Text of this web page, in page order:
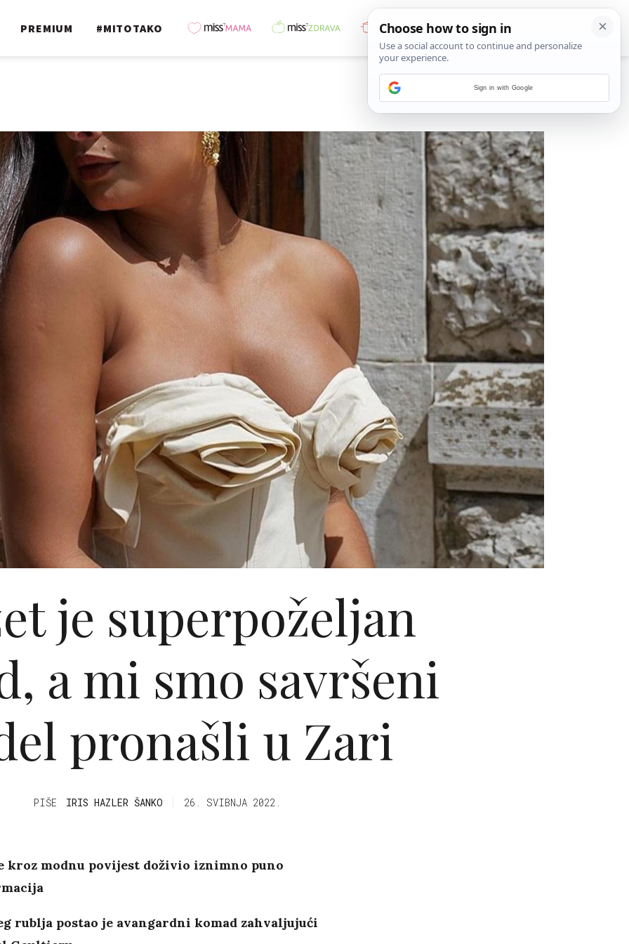
PREMIUM #MITOTAKO
je superpoželjan
a mi smo savršeni
pronašli u Zari
PIŠE IRIS HAZLER ŠANKO 26. SVIBNJA 2022.
kroz modnu povijest doživio iznimno puno
rublja postao je avangardni komad zahvaljujući
Sign in with Google